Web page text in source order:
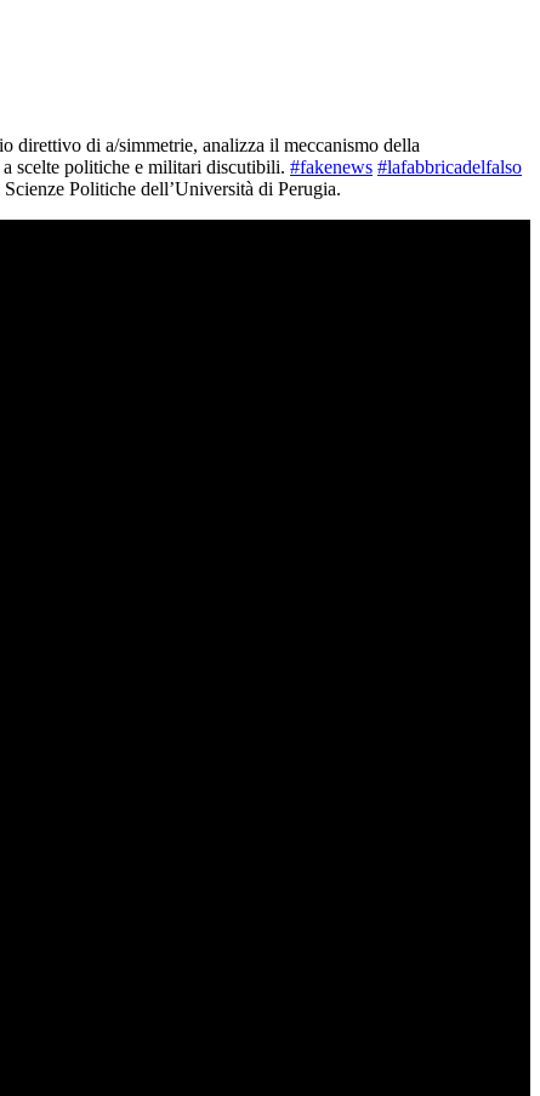
direttivo di a/simmetrie, analizza il meccanismo della
a scelte politiche e militari discutibili. #fakenews #lafabbricadelfalso
Politiche dell’Università di Perugia.